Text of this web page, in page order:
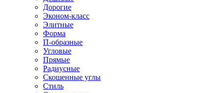
Дорогие
Эконом-класс
Элитные
Форма
П-образные
Угловые
Прямые
Радиусные
Скошенные углы
Стиль